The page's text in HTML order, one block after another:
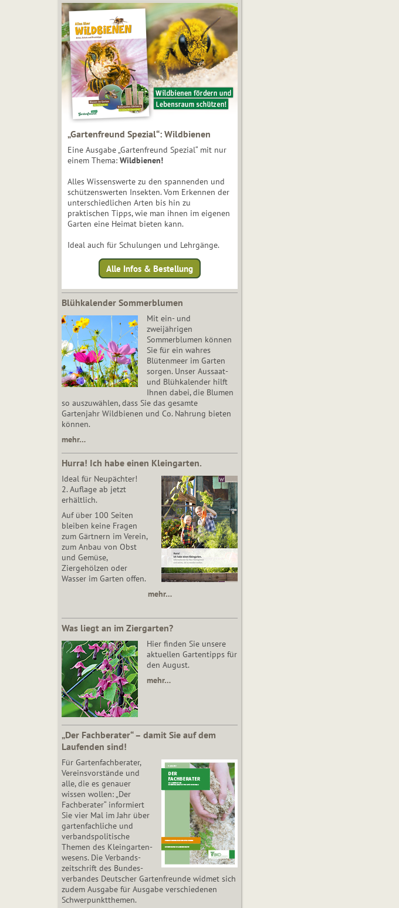
„Gartenfreund Spezial“: Wildbienen
Eine Ausgabe „Gartenfreund Spezial“ mit nur
einem Thema: Wildbienen!
Alles Wissenswerte zu den spannenden und
schützenswerten Insekten. Vom Erkennen der
unterschiedlichen Arten bis hin zu
praktischen Tipps, wie man ihnen im eigenen
Garten eine Heimat bieten kann.
Ideal auch für Schulungen und Lehrgänge.
Alle Infos & Bestellung
Blühkalender Sommerblumen
Mit ein- und
zweijährigen
Sommerblumen können
Sie für ein wahres
Blütenmeer im Garten
sorgen. Unser Aussaat-
und Blühkalender hilft
Ihnen dabei, die Blumen
so auszuwählen, dass Sie das gesamte
Gartenjahr Wildbienen und Co. Nahrung bieten
können.
mehr…
Hurra! Ich habe einen Kleingarten.
Ideal für Neupächter!
2. Auflage ab jetzt
erhältlich.
Auf über 100 Seiten
bleiben keine Fragen
zum Gärtnern im Verein,
zum Anbau von Obst
und Gemüse,
Ziergehölzen oder
Wasser im Garten offen.
mehr…
Was liegt an im Ziergarten?
Hier finden Sie unsere
aktuellen Gartentipps für
den August.
mehr…
„Der Fachberater“ – damit Sie auf dem
Laufenden sind!
Für Gartenfachberater,
Vereinsvorstände und
alle, die es genauer
wissen wollen: „Der
Fachberater“ informiert
Sie vier Mal im Jahr über
gartenfachliche und
verbandspolitische
Themen des Klein­gar­ten­
wesens. Die Ver­bands­
zeit­schrift des Bun­des­
ver­ban­des Deutscher Gartenfreunde widmet sich
zudem Ausgabe für Ausgabe verschiedenen
Schwer­punkt­the­men.